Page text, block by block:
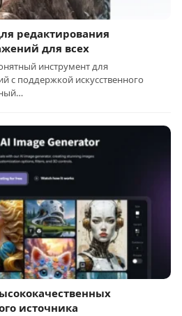
редактирования
для всех
инструмент для
с поддержкой искусственного
источника